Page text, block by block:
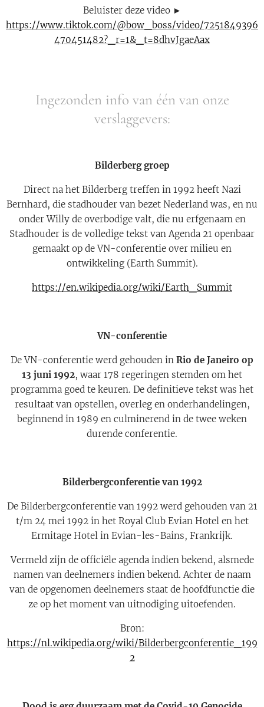
Beluister deze video ►
https://www.tiktok.com/@bow_boss/video/7251849396
470451482?_r=1&_t=8dhvJgaeAax
Ingezonden info van één van onze
verslaggevers:
Bilderberg groep
Direct na het Bilderberg treffen in 1992 heeft Nazi
Bernhard, die stadhouder van bezet Nederland was, en nu
onder Willy de overbodige valt, die nu erfgenaam en
Stadhouder is de volledige tekst van Agenda 21 openbaar
gemaakt op de VN-conferentie over milieu en
ontwikkeling (Earth Summit).
https://en.wikipedia.org/wiki/Earth_Summit
VN-conferentie
De VN-conferentie werd gehouden in Rio de Janeiro op
13 juni 1992, waar 178 regeringen stemden om het
programma goed te keuren. De definitieve tekst was het
resultaat van opstellen, overleg en onderhandelingen,
beginnend in 1989 en culminerend in de twee weken
durende conferentie.
Bilderbergconferentie van 1992
De Bilderbergconferentie van 1992 werd gehouden van 21
t/m 24 mei 1992 in het Royal Club Evian Hotel en het
Ermitage Hotel in Evian-les-Bains, Frankrijk.
Vermeld zijn de officiële agenda indien bekend, alsmede
namen van deelnemers indien bekend. Achter de naam
van de opgenomen deelnemers staat de hoofdfunctie die
ze op het moment van uitnodiging uitoefenden.
Bron:
https://nl.wikipedia.org/wiki/Bilderbergconferentie_199
2